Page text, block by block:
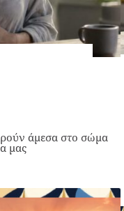
άμεσα στο σώμα
μας